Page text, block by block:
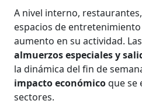
A nivel interno,
espacios de
aumento en su actividad. Las
almuerzos especiales y
la dinámica del fin de
impacto económicoque se
sectores.